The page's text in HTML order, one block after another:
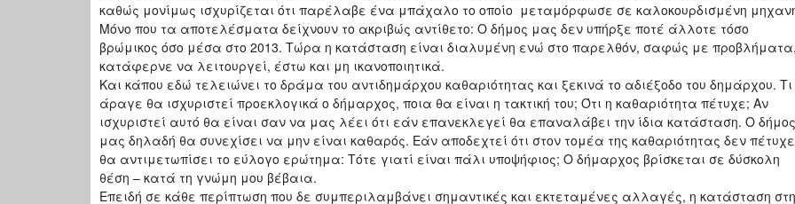
καθώς μονίμως ισχυρίζεται ότι παρέλαβε ένα μπάχαλο το οποίο μεταμόρφωσε σε καλοκουρδισμένη
Μόνο που τα αποτελέσματα δείχνουν το ακριβώς αντίθετο: Ο δήμος μας δεν υπήρξε ποτέ άλλοτε τόσο
βρώμικος όσο μέσα στο 2013. Τώρα η κατάσταση είναι διαλυμένη ενώ στο παρελθόν, σαφώς με προβλήματα,
κατάφερνε να λειτουργεί, έστω και μη ικανοποιητικά.
Και κάπου εδώ τελειώνει το δράμα του αντιδημάρχου καθαριότητας και ξεκινά το αδιέξοδο του δημάρχου. Τι
άραγε θα ισχυριστεί προεκλογικά ο δήμαρχος, ποια θα είναι η τακτική του; Ότι η καθαριότητα πέτυχε; Αν
ισχυριστεί αυτό θα είναι σαν να μας λέει ότι εάν επανεκλεγεί θα επαναλάβει την ίδια κατάσταση. Ο δήμος
μας δηλαδή θα συνεχίσει να μην είναι καθαρός. Εάν αποδεχτεί ότι στον τομέα της καθαριότητας δεν πέτυχε
θα αντιμετωπίσει το εύλογο ερώτημα: Τότε γιατί είναι πάλι υποψήφιος; Ο δήμαρχος βρίσκεται σε δύσκολη
θέση – κατά τη γνώμη μου βέβαια.
Επειδή σε κάθε περίπτωση που δε συμπεριλαμβάνει σημαντικές και εκτεταμένες αλλαγές, η κατάσταση